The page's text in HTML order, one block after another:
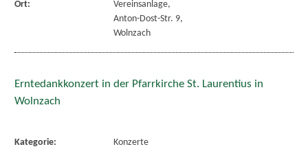
Ort:
Vereinsanlage,
Anton-Dost-Str. 9,
Wolnzach
Erntedankkonzert in der Pfarrkirche St. Laurentius in
Wolnzach
Kategorie:
Konzerte